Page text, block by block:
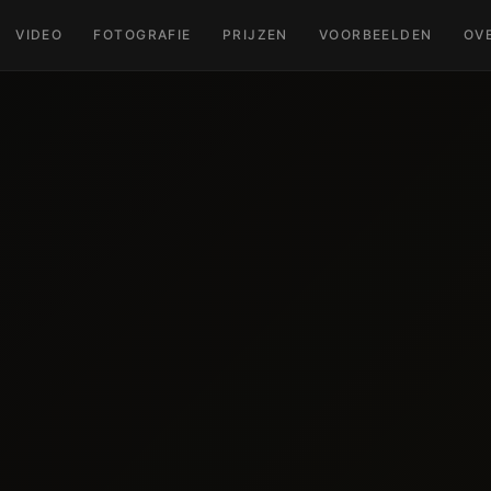
VIDEO FOTOGRAFIE PRIJZEN VOORBEELDEN